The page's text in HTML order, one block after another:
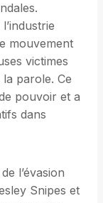
mouvement
victimes
parole. Ce
pouvoir et a
dans
l’évasion
Snipes et